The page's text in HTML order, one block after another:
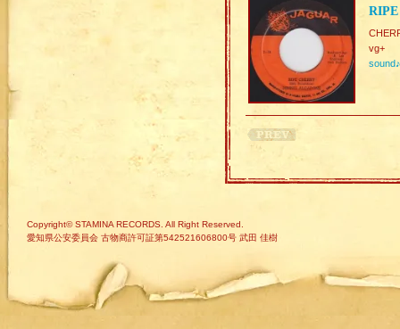
vg+
sound♪
Copyright© STAMINA RECORDS. All Right Reserved.
愛知県公安委員会 古物商許可証第542521606800号 武田 佳樹